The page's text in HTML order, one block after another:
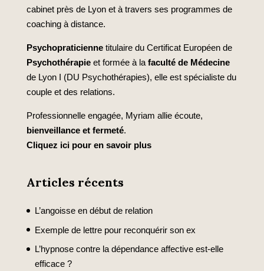
cabinet près de Lyon et à travers ses programmes de
coaching à distance.
Psychopraticiennetitulaire du Certificat Européen de
Psychothérapieet formée à la faculté de Médecine
de Lyon I (DU Psychothérapies), elle est spécialiste du
couple et des relations.
Professionnelle engagée, Myriam allie écoute,
bienveillance et fermeté.
Cliquez ici pour en savoir plus
Articles récents
L’angoisse en début de relation
Exemple de lettre pour reconquérir son ex
L’hypnose contre la dépendance affective est-elle
efficace ?